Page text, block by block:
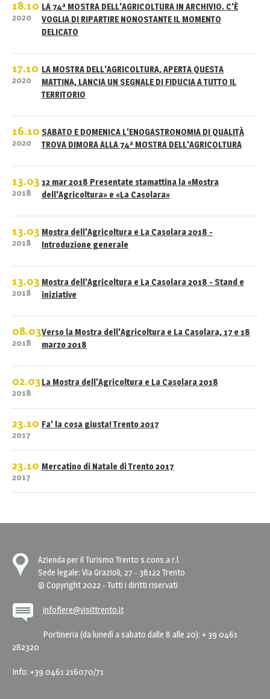
18.10
2020
LA 74ª MOSTRA DELL'AGRICOLTURA IN ARCHIVIO. C'È
VOGLIA DI RIPARTIRE NONOSTANTE IL MOMENTO
DELICATO
17.10
2020
LA MOSTRA DELL'AGRICOLTURA, APERTA QUESTA
MATTINA, LANCIA UN SEGNALE DI FIDUCIA A TUTTO IL
TERRITORIO
16.10
2020
SABATO E DOMENICA L'ENOGASTRONOMIA DI QUALITÀ
TROVA DIMORA ALLA 74ª MOSTRA DELL'AGRICOLTURA
13.03
2018
12 mar 2018 Presentate stamattina la «Mostra
dell'Agricoltura» e «La Casolara»
13.03
2018
Mostra dell'Agricoltura e La Casolara 2018 -
Introduzione generale
13.03
2018
Mostra dell'Agricoltura e La Casolara 2018 - Stand e
iniziative
08.03
2018
Verso la Mostra dell'Agricoltura e La Casolara, 17 e 18
marzo 2018
02.03
2018
La Mostra dell'Agricoltura e La Casolara 2018
23.10
2017
Fa' la cosa giusta! Trento 2017
23.10
2017
Mercatino di Natale di Trento 2017
Azienda per il Turismo Trento s.cons.a r.l.
Sede legale: Via Grazioli, 27 - 38122 Trento
© Copyright 2022 - Tutti i diritti riservati
infofiere@visittrento.it
Portineria (da lunedì a sabato dalle 8 alle 20): + 39 0461
282320
Info: +39 0461 216070/71